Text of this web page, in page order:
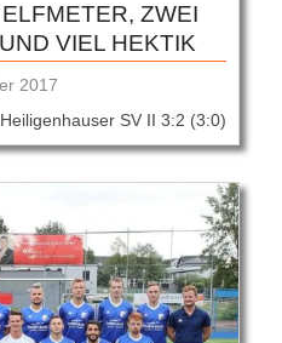
ZWEI
VIEL HEKTIK
2017
SV II 3:2 (3:0)